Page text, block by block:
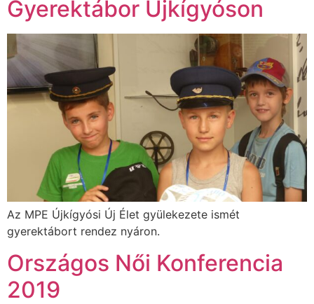
Gyerektábor Újkígyóson
Az MPE Újkígyósi Új Élet gyülekezete ismét
gyerektábort rendez nyáron.
Országos Női Konferencia
2019